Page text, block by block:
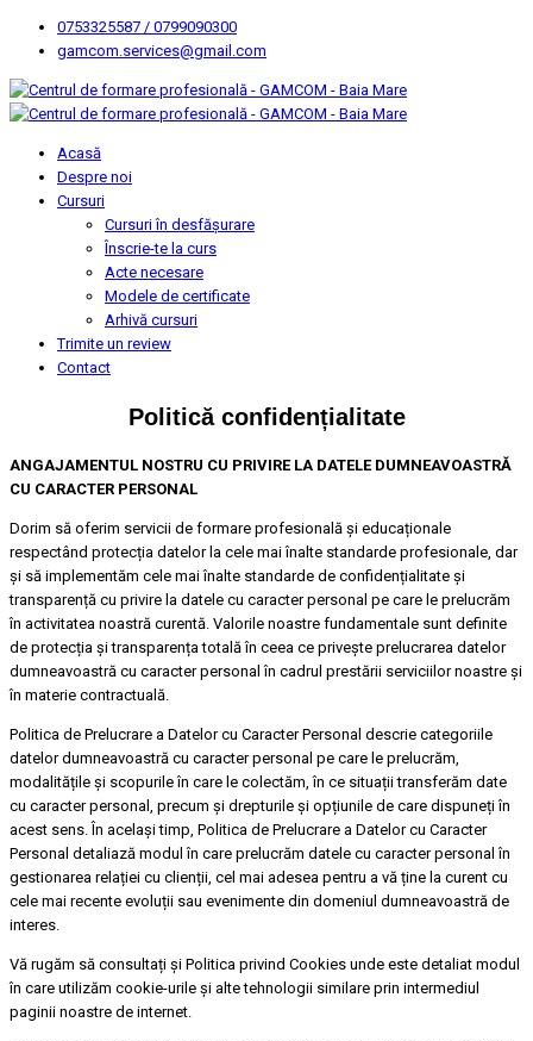
0753325587 / 0799090300
gamcom.services@gmail.com
Acasă
Despre noi
Cursuri
Cursuri în desfășurare
Înscrie-te la curs
Acte necesare
Modele de certificate
Arhivă cursuri
Trimite un review
Contact
Politică confidențialitate
ANGAJAMENTUL NOSTRU CU PRIVIRE LA DATELE DUMNEAVOASTRĂ
CU CARACTER PERSONAL
Dorim să oferim servicii de formare profesională și educaționale
respectând protecția datelor la cele mai înalte standarde profesionale, dar
și să implementăm cele mai înalte standarde de confidențialitate și
transparență cu privire la datele cu caracter personal pe care le prelucrăm
în activitatea noastră curentă. Valorile noastre fundamentale sunt definite
de protecția și transparența totală în ceea ce privește prelucrarea datelor
dumneavoastră cu caracter personal în cadrul prestării serviciilor noastre și
în materie contractuală.
Politica de Prelucrare a Datelor cu Caracter Personal descrie categoriile
datelor dumneavoastră cu caracter personal pe care le prelucrăm,
modalitățile și scopurile în care le colectăm, în ce situații transferăm date
cu caracter personal, precum și drepturile și opțiunile de care dispuneți în
acest sens. În același timp, Politica de Prelucrare a Datelor cu Caracter
Personal detaliază modul în care prelucrăm datele cu caracter personal în
gestionarea relației cu clienții, cel mai adesea pentru a vă ține la curent cu
cele mai recente evoluții sau evenimente din domeniul dumneavoastră de
interes.
Vă rugăm să consultați și Politica privind Cookies unde este detaliat modul
în care utilizăm cookie-urile și alte tehnologii similare prin intermediul
paginii noastre de internet.